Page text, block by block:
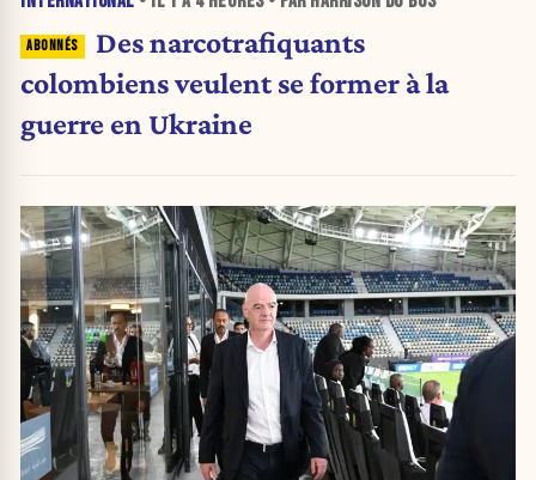
Des narcotrafiquants
colombiens veulent se former à la
guerre en Ukraine